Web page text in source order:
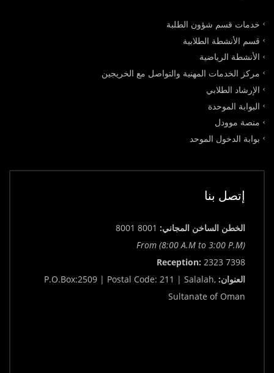
خدمات قسم شؤون الطلبة
قسم الأنشطة الطلابية
الأنشطة الرياضية
مركز الخدمات المهنية والتواصل مع الخريجين
الإرشاد الطلابي
البوابة الموحدة
منصة موودل
بوابة الدخول الموحد
إتصل بنا
الخطن الساخن المجاني: 8001 8001
From (8:00 A.M to 3:00 P.M)
Reception: 2323 7398
العنوان: P.O.Box:2509 | Postal Code: 211 | Salalah,
Sultanate of Oman